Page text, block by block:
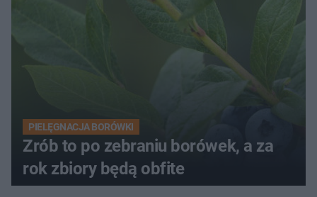
PIELĘGNACJA BORÓWKI
Zrób to po zebraniu borówek, a za
rok zbiory będą obfite